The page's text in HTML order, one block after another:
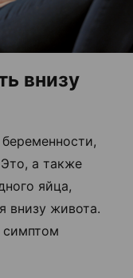
внизу
а также
яйца,
внизу живота.